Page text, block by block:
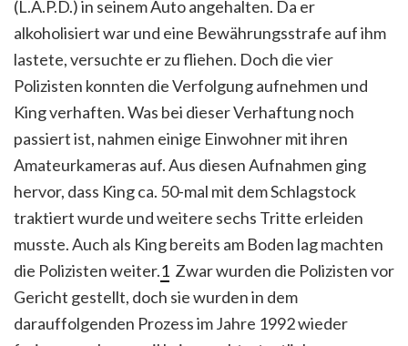
(L.A.P.D.) in seinem Auto angehalten. Da er
alkoholisiert war und eine Bewährungsstrafe auf ihm
lastete, versuchte er zu fliehen. Doch die vier
Polizisten konnten die Verfolgung aufnehmen und
King verhaften. Was bei dieser Verhaftung noch
passiert ist, nahmen einige Einwohner mit ihren
Amateurkameras auf. Aus diesen Aufnahmen ging
hervor, dass King ca. 50-mal mit dem Schlagstock
traktiert wurde und weitere sechs Tritte erleiden
musste. Auch als King bereits am Boden lag machten
die Polizisten weiter.1 Zwar wurden die Polizisten vor
Gericht gestellt, doch sie wurden in dem
darauffolgenden Prozess im Jahre 1992 wieder